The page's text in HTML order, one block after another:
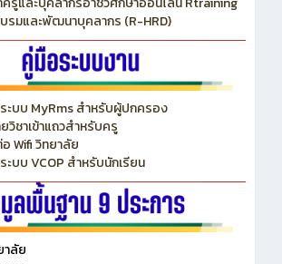
รูและบุคลากรอาชีวศึกษาออนไลน์ Rtraining
รมและพัฒนาบุคลากร (R-HRD)
ะบบ MyRms สำหรับผู้ปกครอง
วิชาเข้าแถวสำหรับครู
Wifi วิทยาลัย
ะบบ VCOP สำหรับนักเรียน